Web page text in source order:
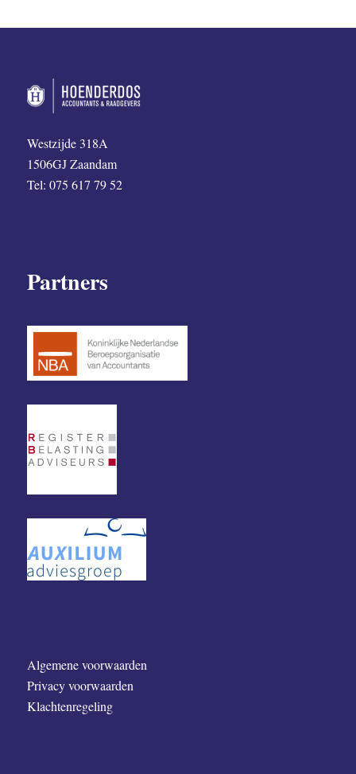
Westzijde 318A
1506GJ Zaandam
Tel: 075 617 79 52
Partners
Algemene voorwaarden
Privacy voorwaarden
Klachtenregeling